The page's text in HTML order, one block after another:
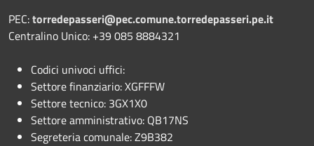
PEC:torredepasseri@pec.comune.torredepasseri.pe.it
Centralino Unico: +39 085 8884321
Codici univoci uffici:
Settore finanziario: XGFFFW
Settore tecnico: 3GX1X0
Settore amministrativo: QB17NS
Segreteria comunale: Z9B382